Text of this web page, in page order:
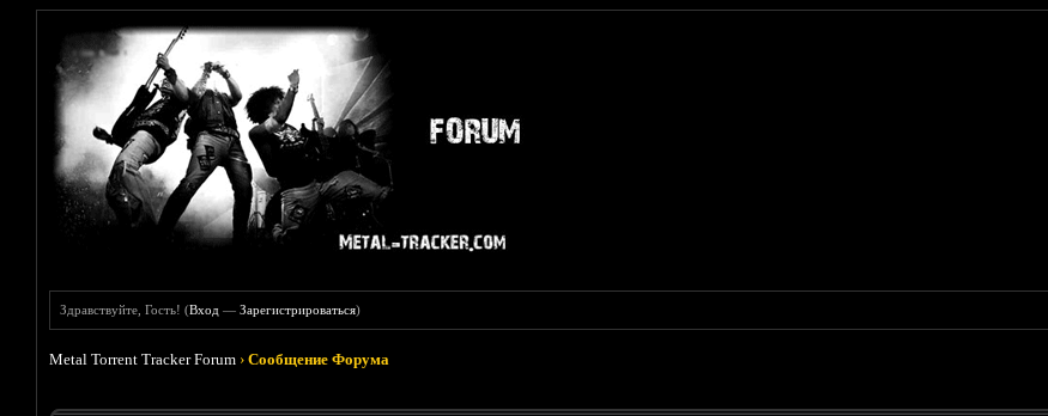
Здравствуйте, Гость! (Вход —Зарегистрироваться)
Metal Torrent Tracker Forum ›Сообщение Форума